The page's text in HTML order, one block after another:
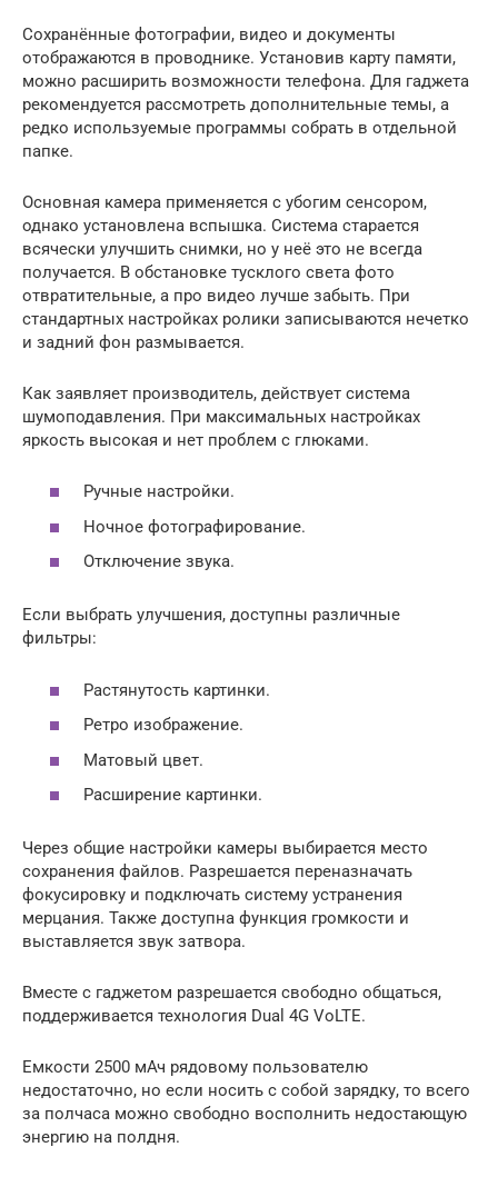
Сохранённые фотографии, видео и документы
отображаются в проводнике. Установив карту памяти,
можно расширить возможности телефона. Для гаджета
рекомендуется рассмотреть дополнительные темы, а
редко используемые программы собрать в отдельной
папке.
Основная камера применяется с убогим сенсором,
однако установлена вспышка. Система старается
всячески улучшить снимки, но у неё это не всегда
получается. В обстановке тусклого света фото
отвратительные, а про видео лучше забыть. При
стандартных настройках ролики записываются нечетко
и задний фон размывается.
Как заявляет производитель, действует система
шумоподавления. При максимальных настройках
яркость высокая и нет проблем с глюками.
Ручные настройки.
Ночное фотографирование.
Отключение звука.
Если выбрать улучшения, доступны различные
фильтры:
Растянутость картинки.
Ретро изображение.
Матовый цвет.
Расширение картинки.
Через общие настройки камеры выбирается место
сохранения файлов. Разрешается переназначать
фокусировку и подключать систему устранения
мерцания. Также доступна функция громкости и
выставляется звук затвора.
Вместе с гаджетом разрешается свободно общаться,
поддерживается технология Dual 4G VoLTE.
Емкости 2500 мАч рядовому пользователю
недостаточно, но если носить с собой зарядку, то всего
за полчаса можно свободно восполнить недостающую
энергию на полдня.